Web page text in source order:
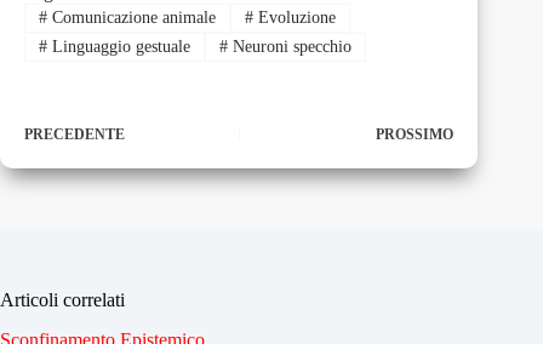
#Comunicazione animale #Evoluzione
#Linguaggio gestuale #Neuroni specchio
PRECEDENTE PROSSIMO
Articoli correlati